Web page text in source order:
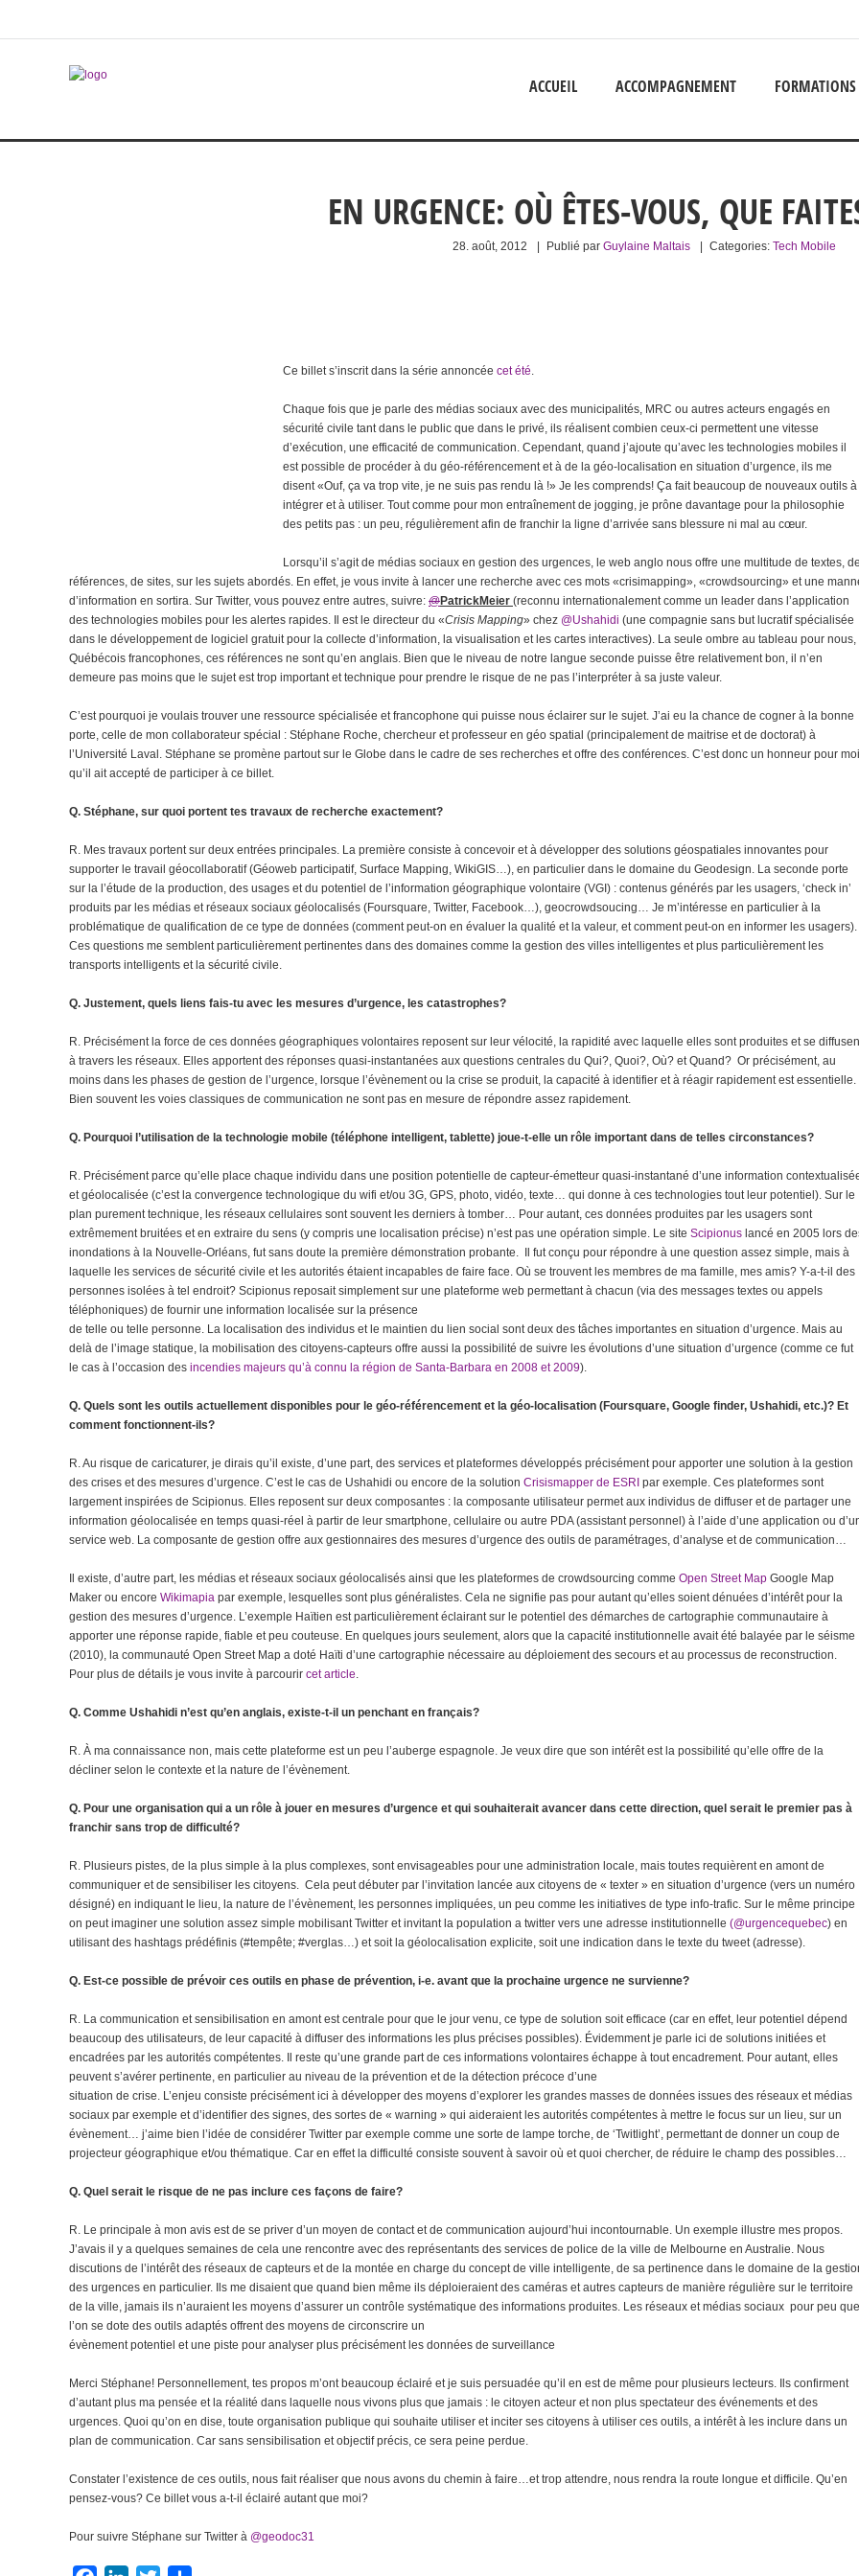
ACCUEIL ACCOMPAGNEMENT FORMATIONS
EN URGENCE: OÙ ÊTES-VOUS, QUE
28. août, 2012 Publié par Guylaine Maltais Categories: Tech Mobile
Ce billet s’inscrit dans la série annoncée cet été.
Chaque fois que je parle des médias sociaux avec des municipalités, MRC ou autres acteurs engagés en
sécurité civile tant dans le public que dans le privé, ils réalisent combien ceux-ci permettent une vitesse
d’exécution, une efficacité de communication. Cependant, quand j’ajoute qu’avec les technologies mobiles il
est possible de procéder à du géo-référencement et à de la géo-localisation en situation d’urgence, ils me
disent «Ouf, ça va trop vite, je ne suis pas rendu là !» Je les comprends! Ça fait beaucoup de nouveaux outils à
intégrer et à utiliser. Tout comme pour mon entraînement de jogging, je prône davantage pour la philosophie
des petits pas : un peu, régulièrement afin de franchir la ligne d’arrivée sans blessure ni mal au cœur.
Lorsqu’il s’agit de médias sociaux en gestion des urgences, le web anglo nous offre une multitude de textes, de
références, de sites, sur les sujets abordés. En effet, je vous invite à lancer une recherche avec ces mots «crisimapping», «crowdsourcing» et une
d’information en sortira. Sur Twitter, vous pouvez entre autres, suivre: @PatrickMeier (reconnu internationalement comme un leader dans l’application
des technologies mobiles pour les alertes rapides. Il est le directeur du «Crisis Mapping» chez @Ushahidi (une compagnie sans but lucratif spécialisée
dans le développement de logiciel gratuit pour la collecte d’information, la visualisation et les cartes interactives). La seule ombre au tableau pour nous,
Québécois francophones, ces références ne sont qu’en anglais. Bien que le niveau de notre langue seconde puisse être relativement bon, il n’en
demeure pas moins que le sujet est trop important et technique pour prendre le risque de ne pas l’interpréter à sa juste valeur.
C’est pourquoi je voulais trouver une ressource spécialisée et francophone qui puisse nous éclairer sur le sujet. J’ai eu la chance de cogner à la bonne
porte, celle de mon collaborateur spécial : Stéphane Roche, chercheur et professeur en géo spatial (principalement de maitrise et de doctorat) à
l’Université Laval. Stéphane se promène partout sur le Globe dans le cadre de ses recherches et offre des conférences. C’est donc un honneur pour moi
qu’il ait accepté de participer à ce billet.
Q. Stéphane, sur quoi portent tes travaux de recherche exactement?
R. Mes travaux portent sur deux entrées principales. La première consiste à concevoir et à développer des solutions géospatiales innovantes pour
supporter le travail géocollaboratif (Géoweb participatif, Surface Mapping, WikiGIS…), en particulier dans le domaine du Geodesign. La seconde porte
sur la l’étude de la production, des usages et du potentiel de l’information géographique volontaire (VGI) : contenus générés par les usagers, ‘check in’
produits par les médias et réseaux sociaux géolocalisés (Foursquare, Twitter, Facebook…), geocrowdsoucing… Je m’intéresse en particulier à la
problématique de qualification de ce type de données (comment peut-on en évaluer la qualité et la valeur, et comment peut-on en informer les usagers).
Ces questions me semblent particulièrement pertinentes dans des domaines comme la gestion des villes intelligentes et plus particulièrement les
transports intelligents et la sécurité civile.
Q. Justement, quels liens fais-tu avec les mesures d’urgence, les catastrophes?
R. Précisément la force de ces données géographiques volontaires reposent sur leur vélocité, la rapidité avec laquelle elles sont produites et se
à travers les réseaux. Elles apportent des réponses quasi-instantanées aux questions centrales du Qui?, Quoi?, Où? et Quand? Or précisément, au
moins dans les phases de gestion de l’urgence, lorsque l’évènement ou la crise se produit, la capacité à identifier et à réagir rapidement est essentielle.
Bien souvent les voies classiques de communication ne sont pas en mesure de répondre assez rapidement.
Q. Pourquoi l’utilisation de la technologie mobile (téléphone intelligent, tablette) joue-t-elle un rôle important dans de telles circonstances?
R. Précisément parce qu’elle place chaque individu dans une position potentielle de capteur-émetteur quasi-instantané d’une information
et géolocalisée (c’est la convergence technologique du wifi et/ou 3G, GPS, photo, vidéo, texte… qui donne à ces technologies tout leur potentiel). Sur le
plan purement technique, les réseaux cellulaires sont souvent les derniers à tomber… Pour autant, ces données produites par les usagers sont
extrêmement bruitées et en extraire du sens (y compris une localisation précise) n’est pas une opération simple. Le site Scipionus lancé en 2005 lors
inondations à la Nouvelle-Orléans, fut sans doute la première démonstration probante. Il fut conçu pour répondre à une question assez simple, mais à
laquelle les services de sécurité civile et les autorités étaient incapables de faire face. Où se trouvent les membres de ma famille, mes amis? Y-a-t-il des
personnes isolées à tel endroit? Scipionus reposait simplement sur une plateforme web permettant à chacun (via des messages textes ou appels
téléphoniques) de fournir une information localisée sur la présence
de telle ou telle personne. La localisation des individus et le maintien du lien social sont deux des tâches importantes en situation d’urgence. Mais au
delà de l’image statique, la mobilisation des citoyens-capteurs offre aussi la possibilité de suivre les évolutions d’une situation d’urgence (comme ce fut
le cas à l’occasion des incendies majeurs qu’à connu la région de Santa-Barbara en 2008 et 2009).
Q. Quels sont les outils actuellement disponibles pour le géo-référencement et la géo-localisation (Foursquare, Google finder, Ushahidi, etc.)? Et
comment fonctionnent-ils?
R. Au risque de caricaturer, je dirais qu’il existe, d’une part, des services et plateformes développés précisément pour apporter une solution à la gestion
des crises et des mesures d’urgence. C’est le cas de Ushahidi ou encore de la solution Crisismapper de ESRI par exemple. Ces plateformes sont
largement inspirées de Scipionus. Elles reposent sur deux composantes : la composante utilisateur permet aux individus de diffuser et de partager une
information géolocalisée en temps quasi-réel à partir de leur smartphone, cellulaire ou autre PDA (assistant personnel) à l’aide d’une application ou
service web. La composante de gestion offre aux gestionnaires des mesures d’urgence des outils de paramétrages, d’analyse et de communication…
Il existe, d’autre part, les médias et réseaux sociaux géolocalisés ainsi que les plateformes de crowdsourcing comme Open Street Map Google Map
Maker ou encore Wikimapia par exemple, lesquelles sont plus généralistes. Cela ne signifie pas pour autant qu’elles soient dénuées d’intérêt pour la
gestion des mesures d’urgence. L’exemple Haïtien est particulièrement éclairant sur le potentiel des démarches de cartographie communautaire à
apporter une réponse rapide, fiable et peu couteuse. En quelques jours seulement, alors que la capacité institutionnelle avait été balayée par le séisme
(2010), la communauté Open Street Map a doté Haïti d’une cartographie nécessaire au déploiement des secours et au processus de reconstruction.
Pour plus de détails je vous invite à parcourir cet article.
Q. Comme Ushahidi n’est qu’en anglais, existe-t-il un penchant en français?
R. À ma connaissance non, mais cette plateforme est un peu l’auberge espagnole. Je veux dire que son intérêt est la possibilité qu’elle offre de la
décliner selon le contexte et la nature de l’évènement.
Q. Pour une organisation qui a un rôle à jouer en mesures d’urgence et qui souhaiterait avancer dans cette direction, quel serait le premier pas à
franchir sans trop de difficulté?
R. Plusieurs pistes, de la plus simple à la plus complexes, sont envisageables pour une administration locale, mais toutes requièrent en amont de
communiquer et de sensibiliser les citoyens. Cela peut débuter par l’invitation lancée aux citoyens de « texter » en situation d’urgence (vers un numéro
désigné) en indiquant le lieu, la nature de l’évènement, les personnes impliquées, un peu comme les initiatives de type info-trafic. Sur le même principe
on peut imaginer une solution assez simple mobilisant Twitter et invitant la population a twitter vers une adresse institutionnelle (@urgencequebec) en
utilisant des hashtags prédéfinis (#tempête; #verglas…) et soit la géolocalisation explicite, soit une indication dans le texte du tweet (adresse).
Q. Est-ce possible de prévoir ces outils en phase de prévention, i-e. avant que la prochaine urgence ne survienne?
R. La communication et sensibilisation en amont est centrale pour que le jour venu, ce type de solution soit efficace (car en effet, leur potentiel dépend
beaucoup des utilisateurs, de leur capacité à diffuser des informations les plus précises possibles). Évidemment je parle ici de solutions initiées et
encadrées par les autorités compétentes. Il reste qu’une grande part de ces informations volontaires échappe à tout encadrement. Pour autant, elles
peuvent s’avérer pertinente, en particulier au niveau de la prévention et de la détection précoce d’une
situation de crise. L’enjeu consiste précisément ici à développer des moyens d’explorer les grandes masses de données issues des réseaux et médias
sociaux par exemple et d’identifier des signes, des sortes de « warning » qui aideraient les autorités compétentes à mettre le focus sur un lieu, sur un
évènement… j’aime bien l’idée de considérer Twitter par exemple comme une sorte de lampe torche, de ‘Twitlight’, permettant de donner un coup de
projecteur géographique et/ou thématique. Car en effet la difficulté consiste souvent à savoir où et quoi chercher, de réduire le champ des possibles…
Q. Quel serait le risque de ne pas inclure ces façons de faire?
R. Le principale à mon avis est de se priver d’un moyen de contact et de communication aujourd’hui incontournable. Un exemple illustre mes propos.
J’avais il y a quelques semaines de cela une rencontre avec des représentants des services de police de la ville de Melbourne en Australie. Nous
discutions de l’intérêt des réseaux de capteurs et de la montée en charge du concept de ville intelligente, de sa pertinence dans le domaine de la
des urgences en particulier. Ils me disaient que quand bien même ils déploieraient des caméras et autres capteurs de manière régulière sur le territoire
de la ville, jamais ils n’auraient les moyens d’assurer un contrôle systématique des informations produites. Les réseaux et médias sociaux pour peu que
l’on se dote des outils adaptés offrent des moyens de circonscrire un
évènement potentiel et une piste pour analyser plus précisément les données de surveillance
Merci Stéphane! Personnellement, tes propos m’ont beaucoup éclairé et je suis persuadée qu’il en est de même pour plusieurs lecteurs. Ils confirment
d’autant plus ma pensée et la réalité dans laquelle nous vivons plus que jamais : le citoyen acteur et non plus spectateur des événements et des
urgences. Quoi qu’on en dise, toute organisation publique qui souhaite utiliser et inciter ses citoyens à utiliser ces outils, a intérêt à les inclure dans un
plan de communication. Car sans sensibilisation et objectif précis, ce sera peine perdue.
Constater l’existence de ces outils, nous fait réaliser que nous avons du chemin à faire…et trop attendre, nous rendra la route longue et difficile. Qu’en
pensez-vous? Ce billet vous a-t-il éclairé autant que moi?
Pour suivre Stéphane sur Twitter à @geodoc31